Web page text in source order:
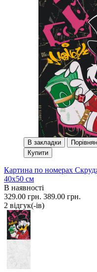
В закладки
Купити
Картина по номерах
40x50 см
В наявності
329.00 грн. 389.00 грн.
2 вiдгук(-iв)